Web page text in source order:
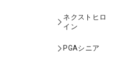
ネクストヒロ
イン
PGAシニア